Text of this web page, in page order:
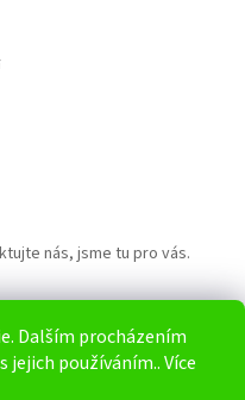
Dalším procházením
používáním.. Více
nás, jsme tu pro vás.